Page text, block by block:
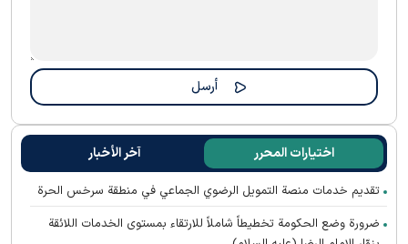
اختيارات المحرر آخر الأخبار
تقديم خدمات منصة التمويل الرضوي الجماعي في منطقة سرخس الحرة
ضرورة وضع الحكومة تخطيطاً شاملاً للارتقاء بمستوى الخدمات اللائقة